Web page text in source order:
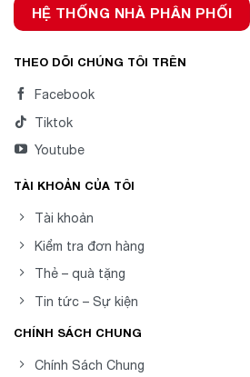
HỆ THỐNG NHÀ PHÂN PHỐI
THEO DÕI CHÚNG TÔI TRÊN
Facebook
Tiktok
Youtube
TÀI KHOẢN CỦA TÔI
Tài khoản
Kiểm tra đơn hàng
Thẻ – quà tặng
Tin tức – Sự kiện
CHÍNH SÁCH CHUNG
Chính Sách Chung